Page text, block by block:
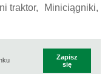
traktor,
Miniciągniki,
Zapisz
się